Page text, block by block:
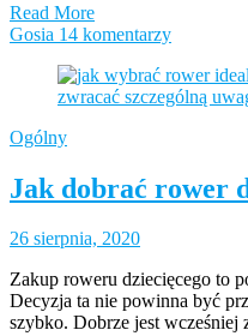
Read More
Gosia 14 komentarzy
Ogólny
Jak dobrać rower
26 sierpnia, 2020
Zakup roweru dziecięcego to
Decyzja ta nie powinna być
szybko. Dobrze jest wcześniej